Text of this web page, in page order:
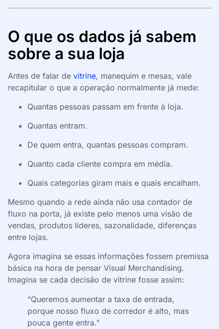
O que os dados já sabem
sobre a sua loja
Antes de falar de vitrine, manequim e mesas, vale
recapitular o que a operação normalmente já mede:
Quantas pessoas passam em frente à loja.
Quantas entram.
De quem entra, quantas pessoas compram.
Quanto cada cliente compra em média.
Quais categorias giram mais e quais encalham.
Mesmo quando a rede ainda não usa contador de
fluxo na porta, já existe pelo menos uma visão de
vendas, produtos líderes, sazonalidade, diferenças
entre lojas.
Agora imagina se essas informações fossem premissa
básica na hora de pensar Visual Merchandising.
Imagina se cada decisão de vitrine fosse assim:
“Queremos aumentar a taxa de entrada,
porque nosso fluxo de corredor é alto, mas
pouca gente entra.”